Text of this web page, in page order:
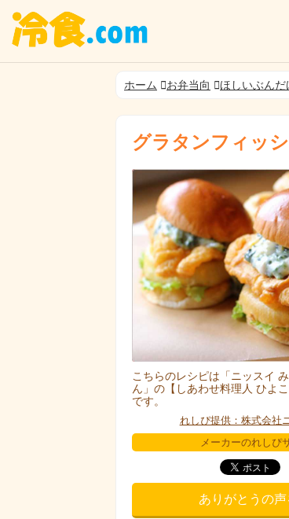
ホーム お弁当向 ほしいぶんだ
グラタンフィッ
こちらのレシピは「ニッスイ
ん」の【しあわせ料理人 ひよ
です。
れしぴ提供：株式会社
メーカーのれしぴ
ありがとうの声